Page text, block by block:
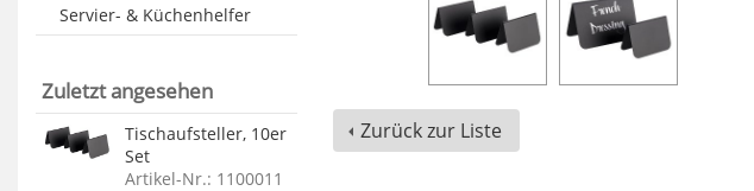
Servier- & Küchenhelfer
Zuletzt angesehen
Tischaufsteller, 10er
Set
Artikel-Nr.: 1100011
Zurück zur Liste